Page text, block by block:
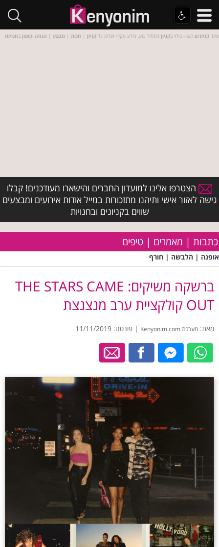
אתר קניונים.קום - בילוי בקניון מתחיל כאן. מידע מקיף אודות כל קניון | חנות | מבצע | הנחה וקופון בחנויות
הצטרפו אלינו למועדון החברים והישארו מעודכנים! קבלו
גישה לאזור אישי ותיהנו מתזכורות במייל אודות אירועים ומבצעים
שווים בקניונים ובחנויות
כתבות | מאמרים | טיפים
אופנה | הלבשה | חורף
ברשקה משיקים: THE STARS CAME
OUT קולקציית ערב מנצנצת
מאת: מערכת Kenyonim.com | פורסם: 11/11/2019